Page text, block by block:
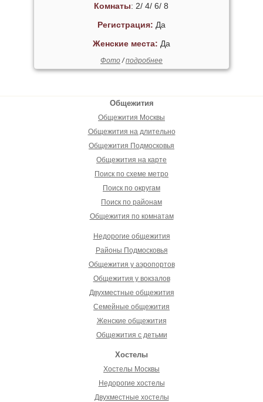
Комнаты: 2/ 4/ 6/ 8
Регистрация: Да
Женские места: Да
Фото/подробнее
Общежития
Общежития Москвы
Общежития на длительно
Общежития Подмосковья
Общежития на карте
Поиск по схеме метро
Поиск по округам
Поиск по районам
Общежития по комнатам
Недорогие общежития
Районы Подмосковья
Общежития у аэропортов
Общежития у вокзалов
Двухместные общежития
Семейные общежития
Женские общежития
Общежития с детьми
Хостелы
Хостелы Москвы
Недорогие хостелы
Двухместные хостелы